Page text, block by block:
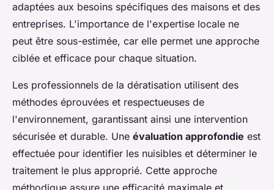
adaptées aux besoins spécifiques des maisons et des
entreprises. L'importance de l'expertise locale ne
peut être sous-estimée, car elle permet une approche
ciblée et efficace pour chaque situation.
Les professionnels de la dératisation utilisent des
méthodes éprouvées et respectueuses de
l'environnement, garantissant ainsi une intervention
sécurisée et durable. Une évaluation approfondie est
effectuée pour identifier les nuisibles et déterminer le
traitement le plus approprié. Cette approche